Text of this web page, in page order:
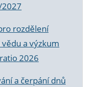
rozdělení
a výzkum
2026
a čerpání dnů